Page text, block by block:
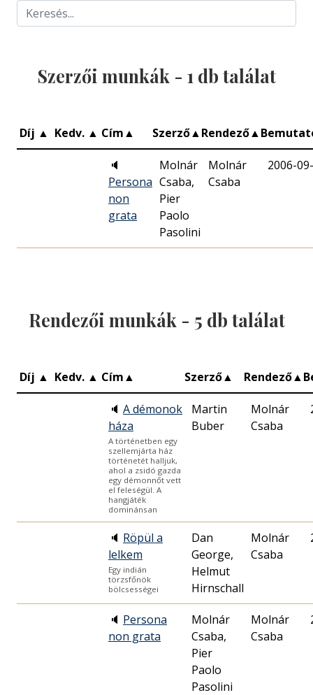
Szerzői munkák - 1 db találat
Díj ▲ Kedv. ▲ Cím▲ Szerző▲Rendező▲
🔈
Persona
non
grata
Molnár
Csaba,
Pier
Paolo
Pasolini
Molnár
Csaba
2006-
Rendezői munkák - 5 db találat
Díj ▲ Kedv. ▲ Cím▲ Szerző▲ Rendező▲
🔈 A démonok
háza
A történetben egy
szellemjárta ház
történetét halljuk,
ahol a zsidó gazda
egy démonnőt vett
el feleségül. A
hangjáték
dominánsan
Martin
Buber
Molnár
Csaba
🔈 Röpül a
lelkem
Egy indián
törzsfőnök
bölcsességei
Dan
George,
Helmut
Hirnschall
Molnár
Csaba
🔈 Persona
non grata
Molnár
Csaba,
Pier
Paolo
Pasolini
Molnár
Csaba